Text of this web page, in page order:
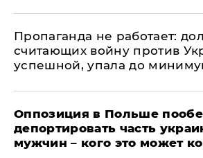
​Пропаганда не работает:
считающих войну против
успешной, упала до
Оппозиция в Польше
депортировать часть
мужчин – кого это может